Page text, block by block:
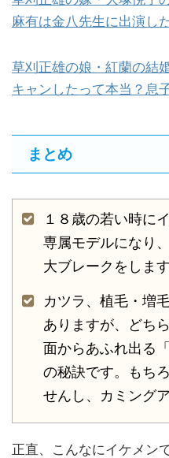
麻有は金八先生に出演し
草刈正雄の娘・紅蘭の結
キャンしたって本当？息
まとめ
１８歳の若い時に
専属モデルになり
大ブレークをします
カツラ、植毛・増
ありますが、どち
面からあふれ出る
の秘訣です。もち
せんし、カミング
正直、こんなにイケメン